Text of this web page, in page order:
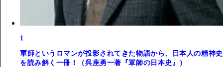
1
軍師というロマンが投影されてきた物語から、日本人の精神史
を読み解く一冊！（呉座勇一著『軍師の日本史』）